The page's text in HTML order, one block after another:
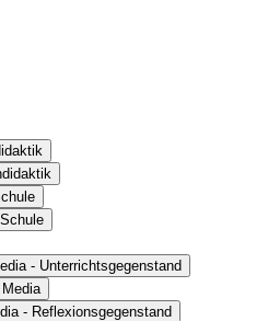
- Unterrichtsgegenstand
- Reflexionsgegenstand